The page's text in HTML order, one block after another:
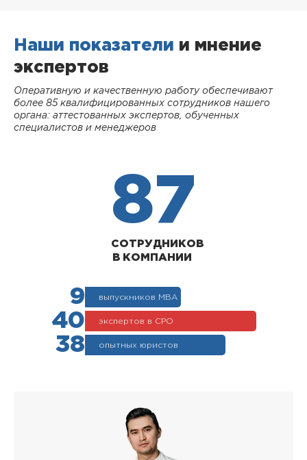
Наши показатели и мнение
экспертов
Оперативную и качественную работу обеспечивают
более 85 квалифицированных сотрудников нашего
органа: аттестованных экспертов, обученных
специалистов и менеджеров
87
СОТРУДНИКОВ
В КОМПАНИИ
9 выпускников МВА
40 экспертов в СРО
38 опытных юристов